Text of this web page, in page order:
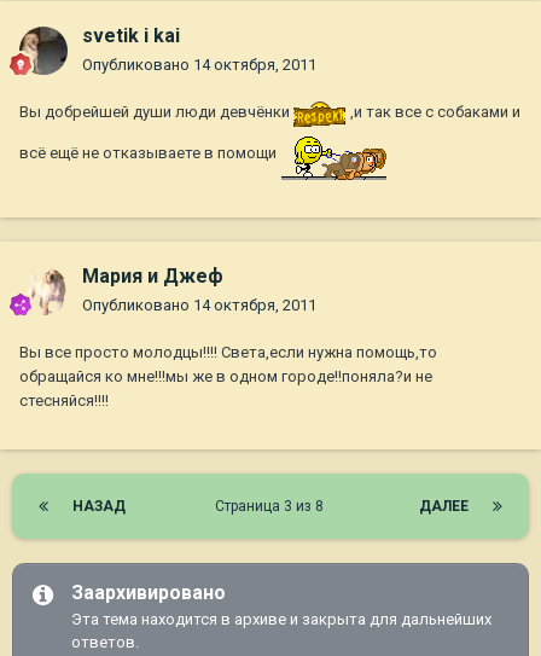
svetik i kai
Опубликовано 14 октября, 2011
Вы добрейшей души люди девчёнки ,и так все с собаками и
всё ещё не отказываете в помощи
Мария и Джеф
Опубликовано 14 октября, 2011
Вы все просто молодцы!!!! Света,если нужна помощь,то
обращайся ко мне!!!мы же в одном городе!!поняла?и не
стесняйся!!!!
НАЗАД ДАЛЕЕ
Страница 3 из 8
Заархивировано
Эта тема находится в архиве и закрыта для дальнейших
ответов.